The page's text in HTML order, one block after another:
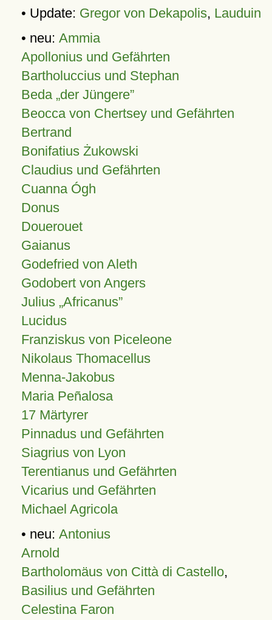
• Update: Gregor von Dekapolis, Lauduin
• neu: Ammia
Apollonius und Gefährten
Bartholuccius und Stephan
Beda „der Jüngere”
Beocca von Chertsey und Gefährten
Bertrand
Bonifatius Żukowski
Claudius und Gefährten
Cuanna Ógh
Donus
Douerouet
Gaianus
Godefried von Aleth
Godobert von Angers
Julius Africanus
Lucidus
Franziskus von Piceleone
Nikolaus Thomacellus
Menna-Jakobus
Maria Peñalosa
17 Märtyrer
Pinnadus und Gefährten
Siagrius von Lyon
Terentianus und Gefährten
Vicarius und Gefährten
Michael Agricola
• neu: Antonius
Arnold
Bartholomäus von Città di Castello,
Basilius und Gefährten
Celestina Faron